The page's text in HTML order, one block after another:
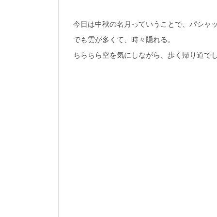
今日は中秋の名月っていうことで、パシャッ
でも雲が多くて、時々隠れる。
ちらちら空を気にしながら、歩く帰り道でし